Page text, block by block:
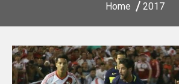
Home 2017